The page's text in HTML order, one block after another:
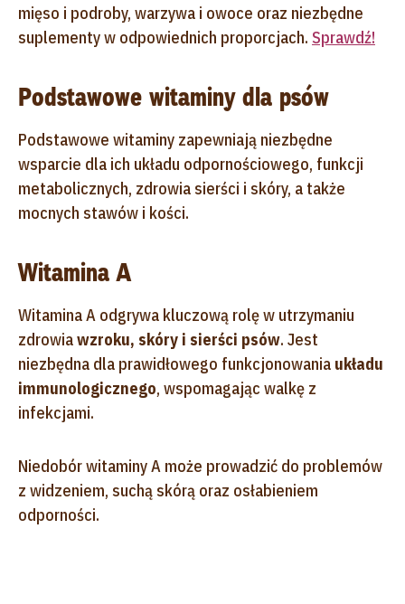
mięso i podroby, warzywa i owoce oraz niezbędne
suplementy w odpowiednich proporcjach. Sprawdź!
Podstawowe witaminy dla psów
Podstawowe witaminy zapewniają niezbędne
wsparcie dla ich układu odpornościowego, funkcji
metabolicznych, zdrowia sierści i skóry, a także
mocnych stawów i kości.
Witamina A
Witamina A odgrywa kluczową rolę w utrzymaniu
zdrowiawzroku, skóry i sierści psów. Jest
niezbędna dla prawidłowego funkcjonowania układu
immunologicznego, wspomagając walkę z
infekcjami.
Niedobór witaminy A może prowadzić do problemów
z widzeniem, suchą skórą oraz osłabieniem
odporności.